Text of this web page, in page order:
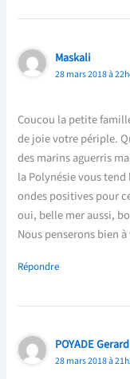
Maskali
28 mars 2018 à
Coucou la petite
de joie votre périple.
des marins aguerris
la Polynésie vous
ondes positives pour
oui, belle mer aussi,
Nous penserons bien
Répondre
POYADE Gerard
28 mars 2018 à